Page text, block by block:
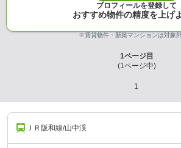
プロフィールを登録して
おすすめ物件の精度を上げ
※賃貸物件・新築マンションは対象
1ページ目
(1ページ中)
1
ＪＲ阪和線/山中渓